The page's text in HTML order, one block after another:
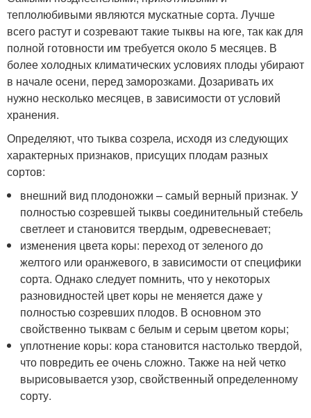
теплолюбивыми являются мускатные сорта. Лучше
всего растут и созревают такие тыквы на юге, так как для
полной готовности им требуется около 5 месяцев. В
более холодных климатических условиях плоды убирают
в начале осени, перед заморозками. Дозаривать их
нужно несколько месяцев, в зависимости от условий
хранения.
Определяют, что тыква созрела, исходя из следующих
характерных признаков, присущих плодам разных
сортов:
внешний вид плодоножки – самый верный признак. У
полностью созревшей тыквы соединительный стебель
светлеет и становится твердым, одревесневает;
изменения цвета коры: переход от зеленого до
желтого или оранжевого, в зависимости от специфики
сорта. Однако следует помнить, что у некоторых
разновидностей цвет коры не меняется даже у
полностью созревших плодов. В основном это
свойственно тыквам с белым и серым цветом коры;
уплотнение коры: кора становится настолько твердой,
что повредить ее очень сложно. Также на ней четко
вырисовывается узор, свойственный определенному
сорту.